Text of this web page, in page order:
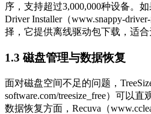
序，支持超过3,000,000种设备。
Driver Installer（www.snappy-
择，它提供离线驱动包下载，适合
1.3 磁盘管理与数据恢复
面对磁盘空间不足的问题，
software.com/treesize_free）可以
数据恢复方面，Recuva（